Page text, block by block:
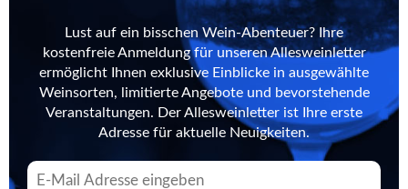
Lust auf ein bisschen Wein-Abenteuer? Ihre
kostenfreie Anmeldung für unseren Allesweinletter
ermöglicht Ihnen exklusive Einblicke in ausgewählte
Weinsorten, limitierte Angebote und bevorstehende
Veranstaltungen. Der Allesweinletter ist Ihre erste
Adresse für aktuelle Neuigkeiten.